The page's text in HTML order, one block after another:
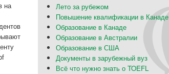
на
Лето за рубежом
Повышение квалификации в Канаде
Образование в Канаде
Образование в Австралии
Образование в США
Документы в зарубежный вуз
Всё что нужно знать о TOEFL